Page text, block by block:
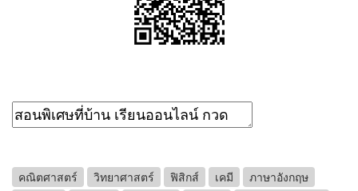
คณิตศาสตร์ วิทยาศาสตร์ ฟิสิกส์ เคมี
ภาษาอังกฤษ